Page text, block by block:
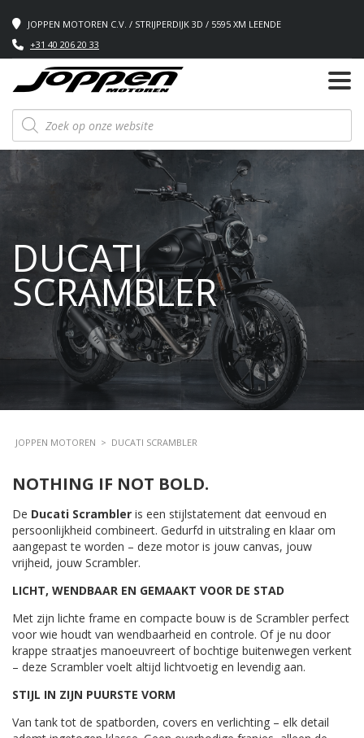
JOPPEN MOTOREN C.V. / STRIJPERDIJK 3D / 5595 XM LEENDE
+31 40 206 20 33
Producten
zoeken
DUCATI
SCRAMBLER
JOPPEN MOTOREN > DUCATI SCRAMBLER
NOTHING IF NOT BOLD.
De Ducati Scrambler is een stijlstatement dat eenvoud en
persoonlijkheid combineert. Gedurfd in uitstraling en klaar om
aangepast te worden – deze motor is jouw canvas, jouw
vrijheid, jouw Scrambler.
LICHT, WENDBAAR EN GEMAAKT VOOR DE STAD
Met zijn lichte frame en compacte bouw is de Scrambler perfect
voor wie houdt van wendbaarheid en controle. Of je nu door
krappe straatjes manoeuvreert of bochtige buitenwegen verkent
– deze Scrambler voelt altijd lichtvoetig en levendig aan.
STIJL IN ZIJN PUURSTE VORM
Van tank tot de spatborden, covers en verlichting – elk detail